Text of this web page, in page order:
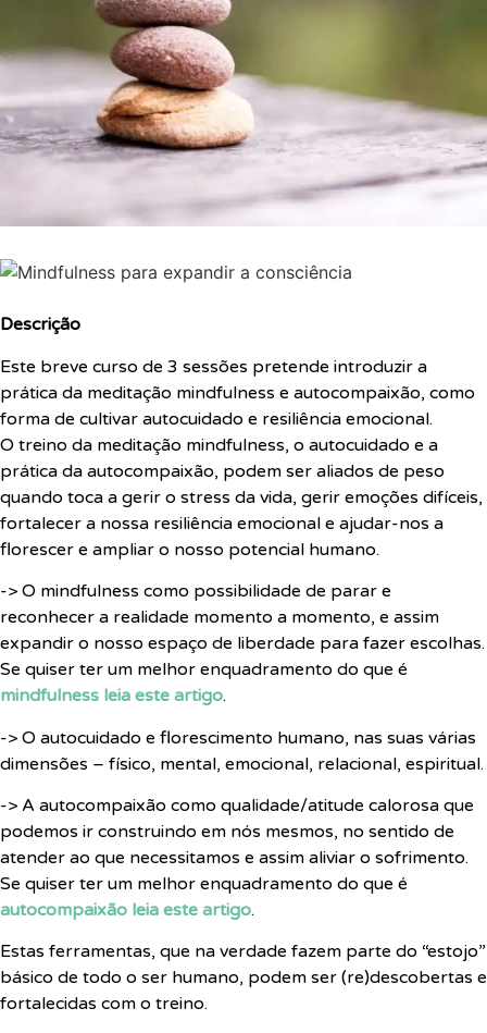
Descrição
Este breve curso de 3 sessões pretende introduzir a
prática da meditação mindfulness e autocompaixão, como
forma de cultivar autocuidado e resiliência emocional.
O treino da meditação mindfulness, o autocuidado e a
prática da autocompaixão, podem ser aliados de peso
quando toca a gerir o stress da vida, gerir emoções difíceis,
fortalecer a nossa resiliência emocional e ajudar-nos a
florescer e ampliar o nosso potencial humano.
-> O mindfulness como possibilidade de parar e
reconhecer a realidade momento a momento, e assim
expandir o nosso espaço de liberdade para fazer escolhas.
Se quiser ter um melhor enquadramento do que é
mindfulness leia este artigo.
-> O autocuidado e florescimento humano, nas suas várias
dimensões – físico, mental, emocional, relacional, espiritual.
-> A autocompaixão como qualidade/atitude calorosa que
podemos ir construindo em nós mesmos, no sentido de
atender ao que necessitamos e assim aliviar o sofrimento.
Se quiser ter um melhor enquadramento do que é
autocompaixão leia este artigo.
Estas ferramentas, que na verdade fazem parte do “estojo”
básico de todo o ser humano, podem ser (re)descobertas e
fortalecidas com o treino.